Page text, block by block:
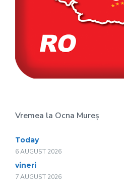
Vremea la Ocna Mureș
Today
6 AUGUST 2026
vineri
7 AUGUST 2026